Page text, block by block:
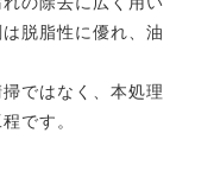
脱脂性に優れ、油
ではなく、本処理
です。